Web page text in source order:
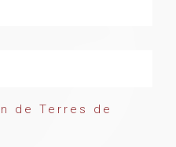
de Terres de